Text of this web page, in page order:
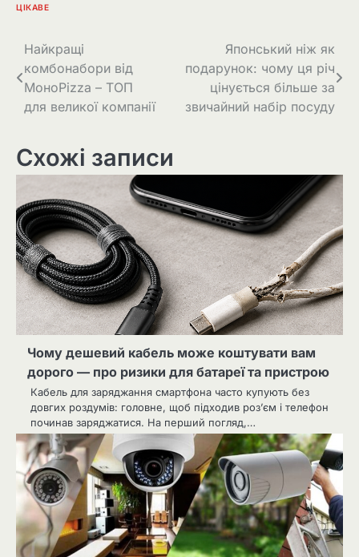
ЦІКАВЕ
Навігація
записів
Найкращі
комбонабори від
МоноPizza – ТОП
для великої компанії
Японський ніж як
подарунок: чому ця річ
цінується більше за
звичайний набір посуду
Схожі записи
Чому дешевий кабель може коштувати вам
дорого — про ризики для батареї та пристрою
Кабель для заряджання смартфона часто купують без
довгих роздумів: головне, щоб підходив роз’єм і телефон
починав заряджатися. На перший погляд,…